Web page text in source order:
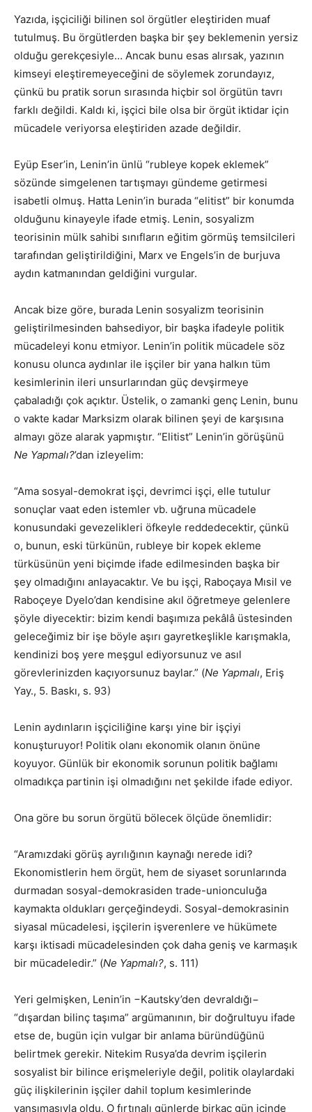
Yazıda, işçiciliği bilinen sol örgütler eleştiriden muaf
tutulmuş. Bu örgütlerden başka bir şey beklemenin yersiz
olduğu gerekçesiyle… Ancak bunu esas alırsak, yazının
kimseyi eleştiremeyeceğini de söylemek zorundayız,
çünkü bu pratik sorun sırasında hiçbir sol örgütün tavrı
farklı değildi. Kaldı ki, işçici bile olsa bir örgüt iktidar için
mücadele veriyorsa eleştiriden azade değildir.
Eyüp Eser’in, Lenin’in ünlü “rubleye kopek eklemek”
sözünde simgelenen tartışmayı gündeme getirmesi
isabetli olmuş. Hatta Lenin’in burada “elitist” bir konumda
olduğunu kinayeyle ifade etmiş. Lenin, sosyalizm
teorisinin mülk sahibi sınıfların eğitim görmüş temsilcileri
tarafından geliştirildiğini, Marx ve Engels’in de burjuva
aydın katmanından geldiğini vurgular.
Ancak bize göre, burada Lenin sosyalizm teorisinin
geliştirilmesinden bahsediyor, bir başka ifadeyle politik
mücadeleyi konu etmiyor. Lenin’in politik mücadele söz
konusu olunca aydınlar ile işçiler bir yana halkın tüm
kesimlerinin ileri unsurlarından güç devşirmeye
çabaladığı çok açıktır. Üstelik, o zamanki genç Lenin, bunu
o vakte kadar Marksizm olarak bilinen şeyi de karşısına
almayı göze alarak yapmıştır. “Elitist” Lenin’in görüşünü
Ne Yapmalı?’dan izleyelim:
“Ama sosyal-demokrat işçi, devrimci işçi, elle tutulur
sonuçlar vaat eden istemler vb. uğruna mücadele
konusundaki gevezelikleri öfkeyle reddedecektir, çünkü
o, bunun, eski türkünün, rubleye bir kopek ekleme
türküsünün yeni biçimde ifade edilmesinden başka bir
şey olmadığını anlayacaktır. Ve bu işçi, Raboçaya Mısil ve
Raboçeye Dyelo’dan kendisine akıl öğretmeye gelenlere
şöyle diyecektir: bizim kendi başımıza pekâlâ üstesinden
geleceğimiz bir işe böyle aşırı gayretkeşlikle karışmakla,
kendinizi boş yere meşgul ediyorsunuz ve asıl
görevlerinizden kaçıyorsunuz baylar.” (Ne Yapmalı, Eriş
Yay., 5. Baskı, s. 93)
Lenin aydınların işçiciliğine karşı yine bir işçiyi
konuşturuyor! Politik olanı ekonomik olanın önüne
koyuyor. Günlük bir ekonomik sorunun politik bağlamı
olmadıkça partinin işi olmadığını net şekilde ifade ediyor.
Ona göre bu sorun örgütü bölecek ölçüde önemlidir:
“Aramızdaki görüş ayrılığının kaynağı nerede idi?
Ekonomistlerin hem örgüt, hem de siyaset sorunlarında
durmadan sosyal-demokrasiden trade-unionculuğa
kaymakta oldukları gerçeğindeydi. Sosyal-demokrasinin
siyasal mücadelesi, işçilerin işverenlere ve hükümete
karşı iktisadi mücadelesinden çok daha geniş ve karmaşık
bir mücadeledir.” (Ne Yapmalı?, s. 111)
Yeri gelmişken, Lenin’in −Kautsky’den devraldığı−
“dışardan bilinç taşıma” argümanının, bir doğrultuyu ifade
etse de, bugün için vulgar bir anlama büründüğünü
belirtmek gerekir. Nitekim Rusya’da devrim işçilerin
sosyalist bir bilince erişmeleriyle değil, politik olaylardaki
güç ilişkilerinin işçiler dahil toplum kesimlerinde
yansımasıyla oldu. O fırtınalı günlerde birkaç gün içinde